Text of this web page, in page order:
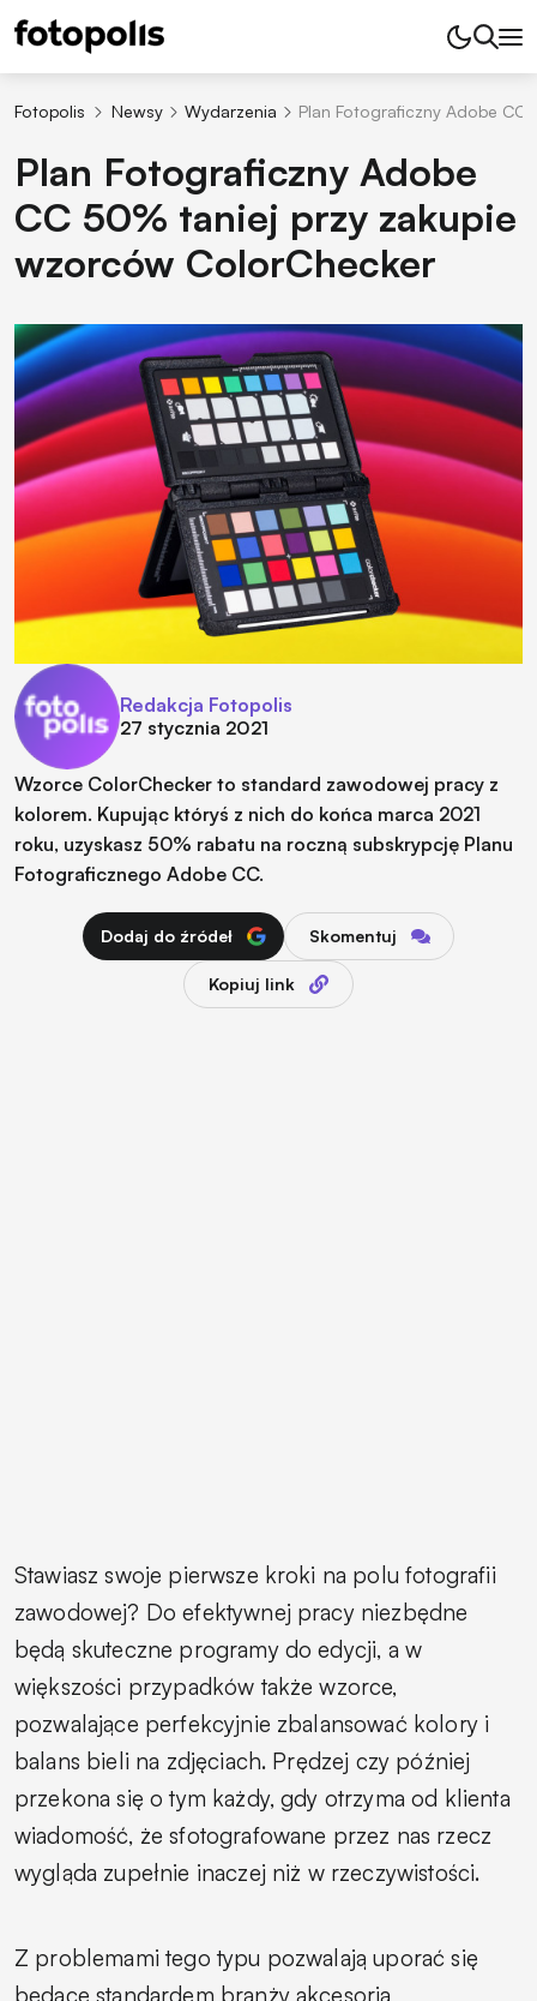
Fotopolis Newsy Wydarzenia Plan Fotograficzny Adobe
Plan Fotograficzny Adobe
CC 50% taniej przy zakupie
wzorców ColorChecker
Redakcja Fotopolis
27 stycznia 2021
Wzorce ColorChecker to standard zawodowej pracy z
kolorem. Kupując któryś z nich do końca marca 2021
roku, uzyskasz 50% rabatu na roczną subskrypcję Planu
Fotograficznego Adobe CC.
Dodaj do źródeł Skomentuj
Kopiuj link
Stawiasz swoje pierwsze kroki na polu fotografii
zawodowej? Do efektywnej pracy niezbędne
będą skuteczne programy do edycji, a w
większości przypadków także wzorce,
pozwalające perfekcyjnie zbalansować kolory i
balans bieli na zdjęciach. Prędzej czy później
przekona się o tym każdy, gdy otrzyma od klienta
wiadomość, że sfotografowane przez nas rzecz
wygląda zupełnie inaczej niż w rzeczywistości.
Z problemami tego typu pozwalają uporać się
będące standardem branży akcesoria